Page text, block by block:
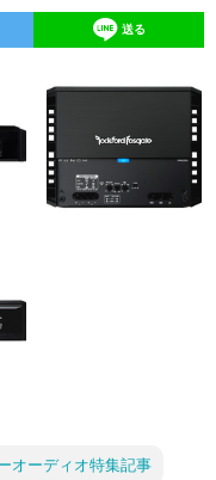
送る
オーディオ特集記事